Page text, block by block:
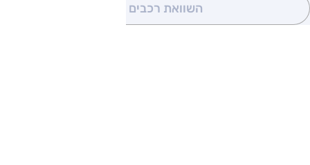
השוואת רכבים